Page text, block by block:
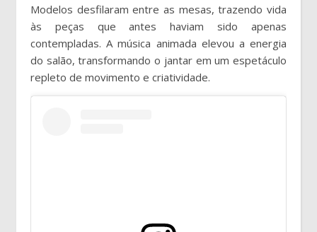
Modelos desfilaram entre as mesas, trazendo vida
às peças que antes haviam sido apenas
contempladas. A música animada elevou a energia
do salão, transformando o jantar em um espetáculo
repleto de movimento e criatividade.